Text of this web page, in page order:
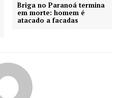
Briga no Paranoá termina
em morte: homem é
atacado a facadas